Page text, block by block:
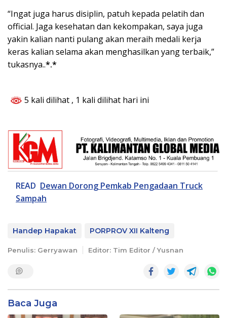
“Ingat juga harus disiplin, patuh kepada pelatih dan
official. Jaga kesehatan dan kekompakan, saya juga
yakin kalian nanti pulang akan meraih medali kerja
keras kalian selama akan menghasilkan yang terbaik,”
tukasnya..*.*
5 kali dilihat , 1 kali dilihat hari ini
READ Dewan Dorong Pemkab Pengadaan Truck
Sampah
Handep Hapakat PORPROV XII Kalteng
Penulis: Gerryawan Editor: Tim Editor / Yusnan
Baca Juga